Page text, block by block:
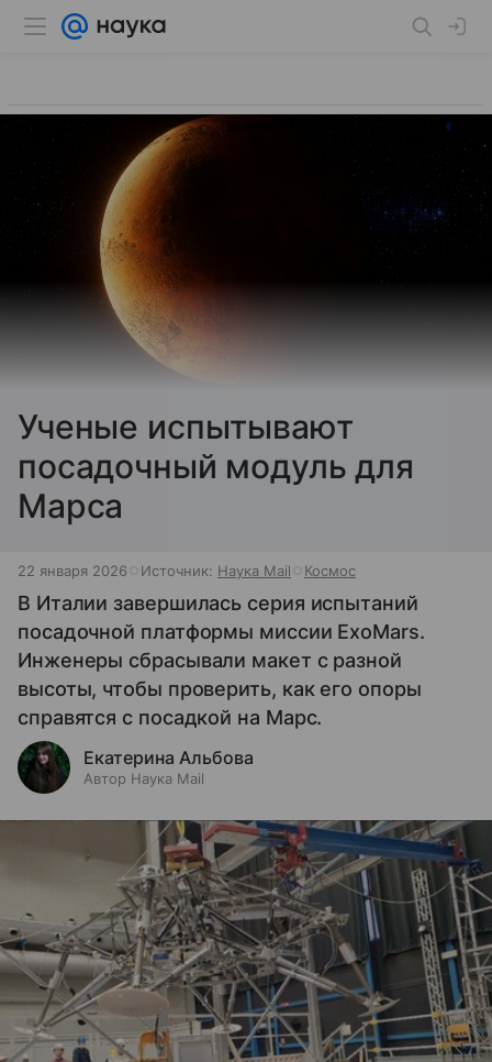
Ученые испытывают
посадочный модуль для
Марса
22 января 2026 Источник: Наука Mail Космос
В Италии завершилась серия испытаний
посадочной платформы миссии ExoMars.
Инженеры сбрасывали макет с разной
высоты, чтобы проверить, как его опоры
справятся с посадкой на Марс.
Екатерина Альбова
Автор Наука Mail